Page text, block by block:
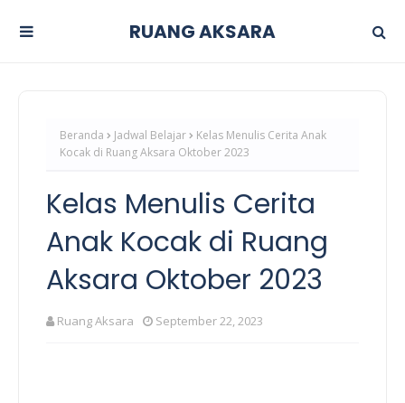
RUANG AKSARA
Beranda Jadwal Belajar
Kelas Menulis Cerita Anak
Kocak di Ruang Aksara Oktober 2023
Kelas Menulis Cerita
Anak Kocak di Ruang
Aksara Oktober 2023
Ruang Aksara September 22, 2023